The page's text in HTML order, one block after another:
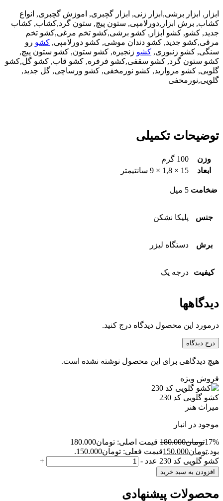
ابزار, ابزار برشی,ابزار زنی, ابزار گچبری, اموزش گچبری, انواع
کشاب, برش ابزار,دورلامپی, ستون پیچ, ستون گرد,کشاب, کشاب
جدید, کشو, کشو ابزار, کشو برشی,کشو تخم مرغی,کشو تخم
مرقی,کشو جدید, کشو دندان موشی, کشو دورلامپی, کشو رو
سنگی, کشو زنبوری, کشو زنجیره, کشو ستون, کشو ستون پیچ,
کشو ستون گرد, کشو سقفی,کشو فرفره, کشو قاب, کشو گل,کشو
گلویی, کشو مروارید, کشو نورمخفی, کشو ورساچی, گل جدید,
گلویی,نورمخفی
توضیحات تکمیلی
وزن
100 گرم
ابعاد
15 × 1,8 × 9 سانتیمتر
ضخامت 5 میل
جنس پلیکا نشکن
برش دستگاه لیزر
کیفیت درجه یک
دیدگاهها
درمورد این محصول دیدگاه درج کنید.
درج دیدگاه
هیچ دیدگاهی برای این محصول نوشته نشده است.
فروش ویژه
کشو گلویی کد 230
میراث هنر
موجود در انبار
17%تومان180.000
قیمت اصلی: تومان180.000
بود.تومان150.000قیمت فعلی: تومان150.000.
کشو گلویی کد 230 عدد
-
+
افزودن به سبد خرید
محصولات پیشنهادی